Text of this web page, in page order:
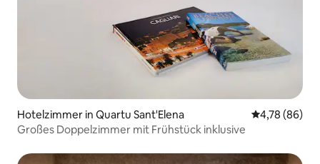
Hotelzimmer in Quartu Sant'Elena
4,78 (86)
Großes Doppelzimmer mit Frühstück inklusive